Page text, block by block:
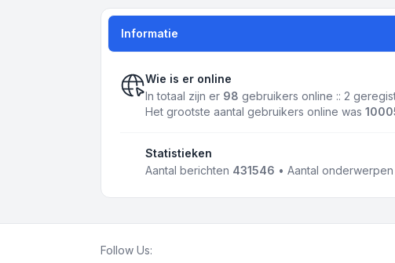
Informatie
Wie is er online
In totaal zijn er 98 gebruikers online :: 2
Het grootste aantal gebruikers online was
Statistieken
Aantal berichten 431546 • Aantal onderwerpen
Follow Us: